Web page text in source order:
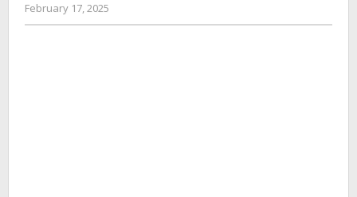
February 17, 2025
admin